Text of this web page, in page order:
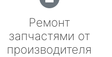
Ремонт
запчастями от
производителя